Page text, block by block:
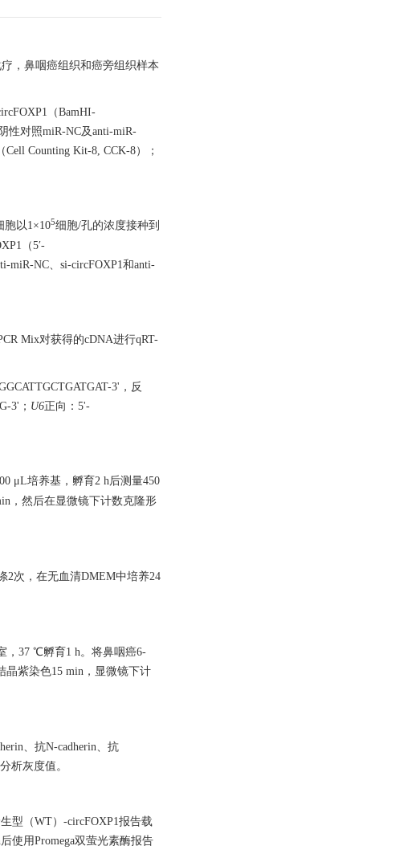
，鼻咽癌组织和癌旁组织样本
（BamHI-
性对照miR-NC及anti-miR-
Counting Kit-8, CCK-8）；
胞以1×105细胞/孔的浓度接种到
（5′-
miR-NC、si-circFOXP1和anti-
Mix对获得的cDNA进行qRT-
3'，反
3'； U6正向：5'-
μL培养基，孵育2 h后测量450
，然后在显微镜下计数克隆形
2次，在无血清DMEM中培养24
，37 ℃孵育1 h。将鼻咽癌6-
晶紫染色15 min，显微镜下计
、抗N-cadherin、抗
析灰度值。
型（WT）-circFOXP1报告载
使用Promega双萤光素酶报告